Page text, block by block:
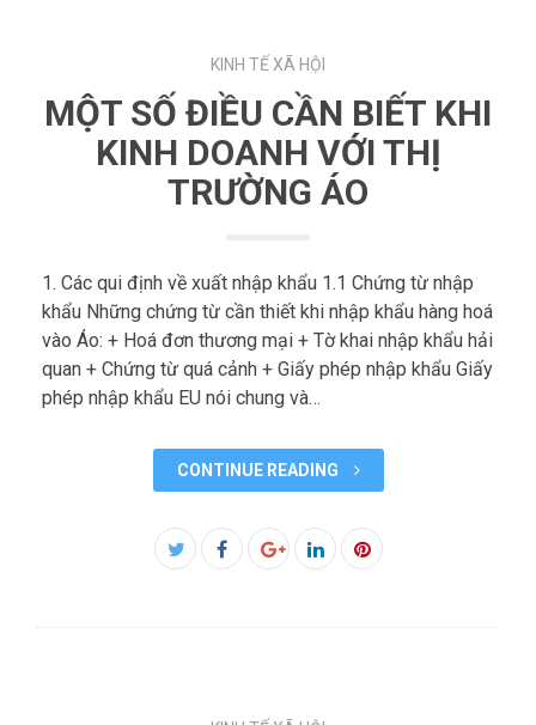
KINH TẾ XÃ HỘI
MỘT SỐ ĐIỀU CẦN BIẾT KHI
KINH DOANH VỚI THỊ
TRƯỜNG ÁO
1. Các qui định về xuất nhập khẩu 1.1 Chứng từ nhập
khẩu Những chứng từ cần thiết khi nhập khẩu hàng hoá
vào Áo: + Hoá đơn thương mại + Tờ khai nhập khẩu hải
quan + Chứng từ quá cảnh + Giấy phép nhập khẩu Giấy
phép nhập khẩu EU nói chung và…
CONTINUE READING
Facebook